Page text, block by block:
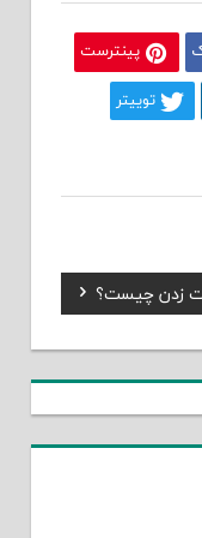
پینترست
توییتر
زدن چیست؟